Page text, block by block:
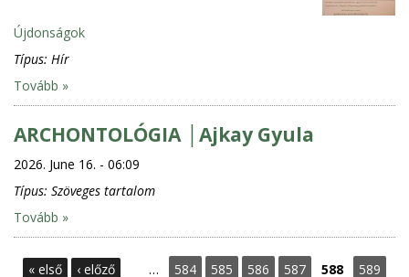
Újdonságok
Típus: Hír
Tovább »
ARCHONTOLÓGIA │Ajkay Gyula
2026. June 16. - 06:09
Típus: Szöveges tartalom
Tovább »
P « első ‹ előző … 584 585 586 587 588 589